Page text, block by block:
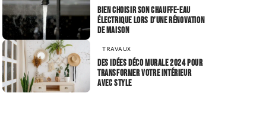
Bien choisir son chauffe-eau
électrique lors d’une rénovation
de maison
TRAVAUX
Des idées déco murale 2024 pour
transformer votre intérieur
avec style